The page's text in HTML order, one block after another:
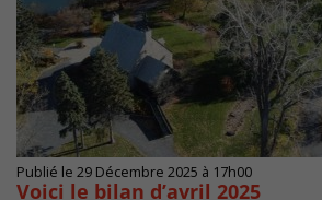
Publié le 29 Décembre 2025 à 17h00
Voici le bilan d’avril 2025